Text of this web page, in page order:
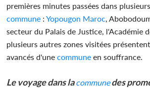
premières minutes passées dans
commune :Yopougon Maroc ,
secteur du Palais de Justice, l'Académie
plusieurs autres zones visitées
avancés d'unecommune en souffrance.
Le voyage dans lacommunedes